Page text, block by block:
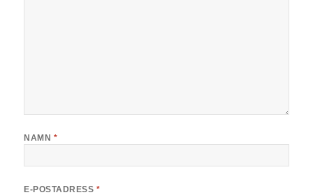
NAMN *
E-POSTADRESS *